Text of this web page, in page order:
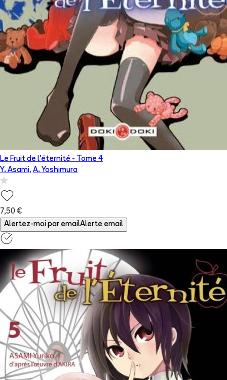
Le Fruit de l'éternité - Tome 4
Y. Asami, A. Yoshimura
7,50 €
Alertez-moi par emailAlerte email